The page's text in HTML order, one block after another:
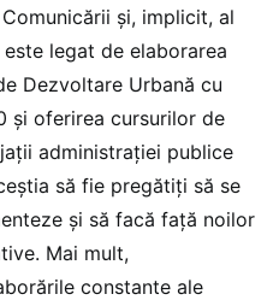
și, implicit, al
legat de elaborarea
Dezvoltare Urbană cu
și oferirea cursurilor de
administrației publice
să fie pregătiți să se
și să facă față noilor
Mai mult,
constante ale